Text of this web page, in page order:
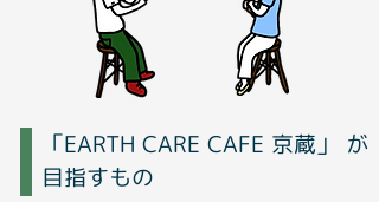
「EARTH CARE CAFE 京蔵」 が
目指すもの